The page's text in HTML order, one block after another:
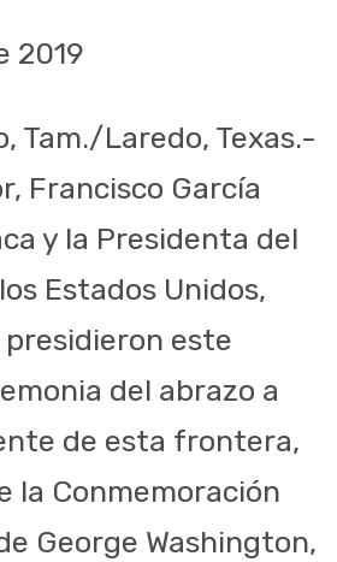
2019
Tam./Laredo, Texas.-
Francisco García
y la Presidenta del
Estados Unidos,
presidieron este
del abrazo a
de esta frontera,
la Conmemoración
George Washington,